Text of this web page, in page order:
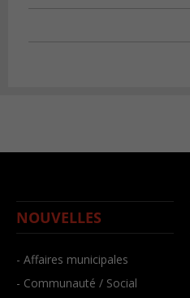
NOUVELLES
- Affaires municipales
- Communauté / Social